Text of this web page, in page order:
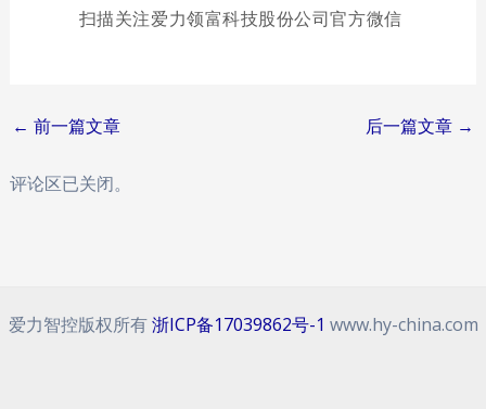
扫描关注爱力领富科技股份公司官方微信
Post
← 前一篇文章 后一篇文章 →
评论区已关闭。
爱力智控版权所有浙ICP备17039862号-1 www.hy-china.com